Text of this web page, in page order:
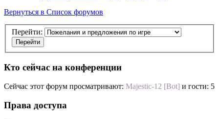
Вернуться в Список форумов
Перейти:
Кто сейчас на конференции
Сейчас этот форум просматривают: Majestic-12 [Bot] и гости: 5
Права доступа